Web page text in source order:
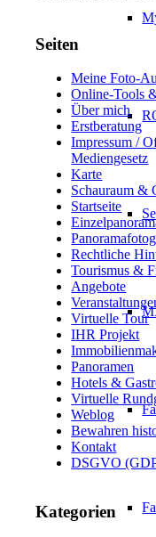
Seiten
Meine Foto-
Online-Tools
Über mich
Erstberatung
Impressum /
Mediengesetz
Karte
Schauraum &
Startseite
Rechtliche
Tourismus &
Angebote
Virtuelle Tour
IHR Projekt
Panoramen
Hotels &
Virtuelle
Weblog
Bewahren
Kontakt
DSGVO
Kategorien